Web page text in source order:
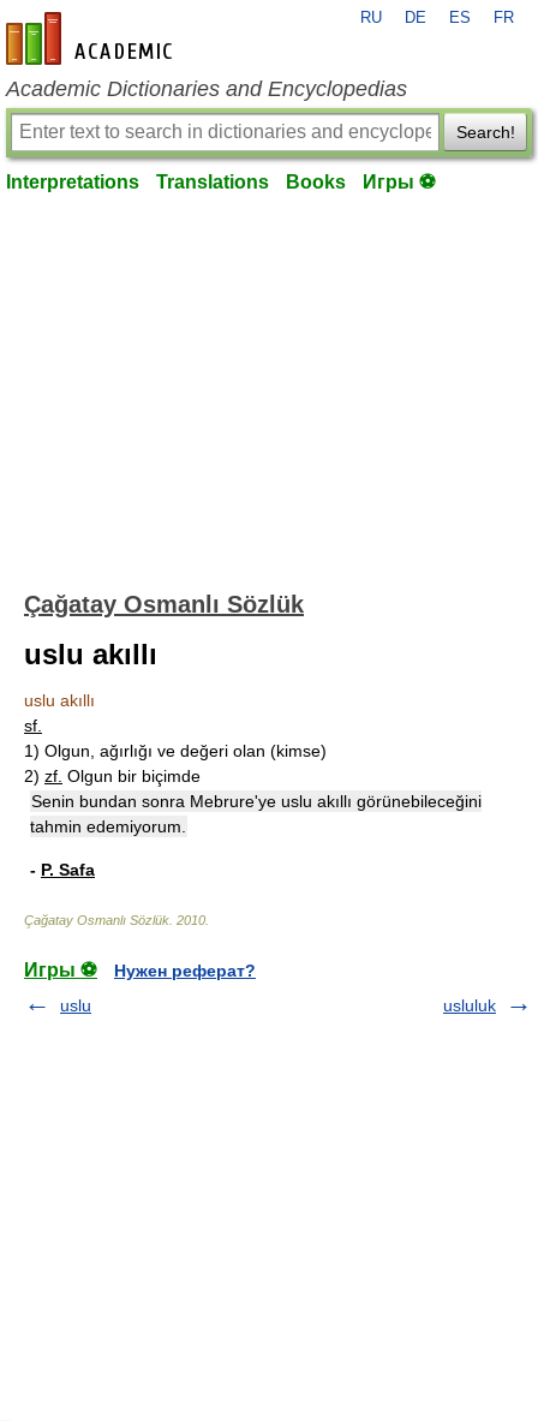
en-academic.com
RU DE ES FR
Academic Dictionaries and Encyclopedias
Search!
Interpretations Translations Books Игры ⚽
Çağatay Osmanlı Sözlük
uslu akıllı
uslu akıllı
sf.
1) Olgun, ağırlığı ve değeri olan (kimse)
2) zf. Olgun bir biçimde
Senin bundan sonra Mebrure'ye uslu akıllı görünebileceğini
tahmin edemiyorum.
- P. Safa
Çağatay Osmanlı Sözlük 2010
Игры ⚽
Нужен реферат?
uslu
usluluk